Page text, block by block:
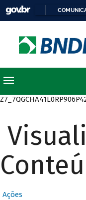
Ações